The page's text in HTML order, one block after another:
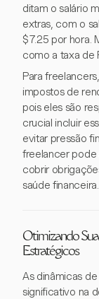
ditam o salário
extras, com o
$7.25 por hora.
como a taxa de
Para
impostos de
pois eles são
crucial incluir
evitar pressão
freelancer pode
cobrir
saúde financeira.
Otimizando
Estratégicos
As dinâmicas
significativo na